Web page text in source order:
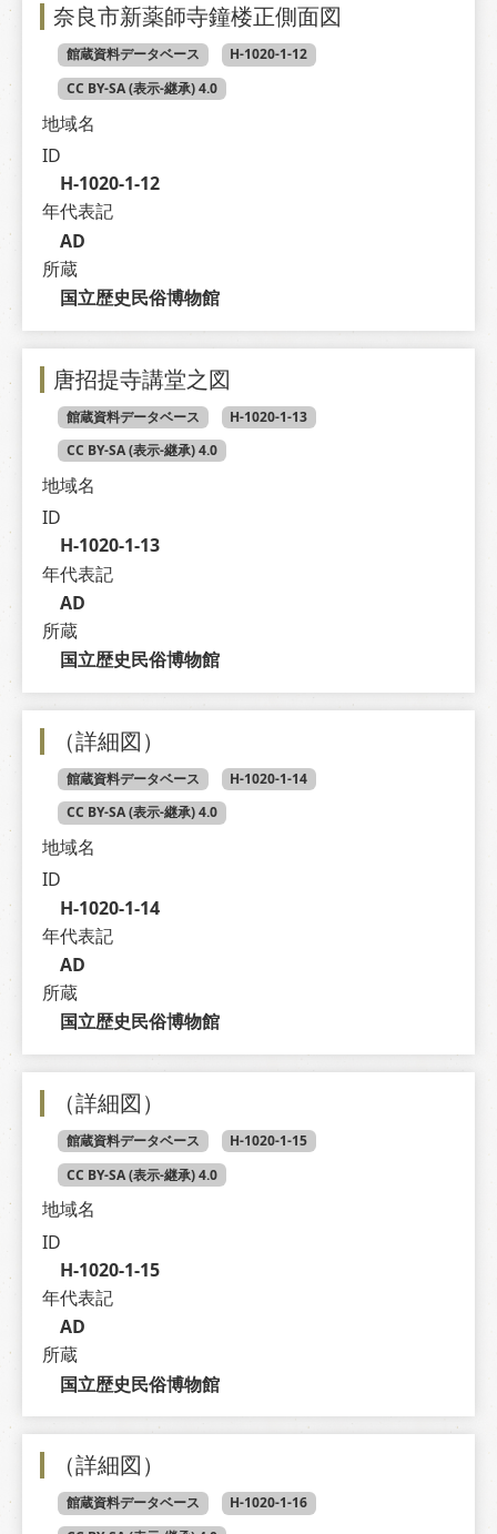
奈良市新薬師寺鐘楼正側面図
館蔵資料データベース
H-1020-1-12
CC BY-SA (表示-継承) 4.0
地域名
ID
H-1020-1-12
年代表記
AD
所蔵
国立歴史民俗博物館
唐招提寺講堂之図
館蔵資料データベース
H-1020-1-13
CC BY-SA (表示-継承) 4.0
地域名
ID
H-1020-1-13
年代表記
AD
所蔵
国立歴史民俗博物館
（詳細図）
館蔵資料データベース
H-1020-1-14
CC BY-SA (表示-継承) 4.0
地域名
ID
H-1020-1-14
年代表記
AD
所蔵
国立歴史民俗博物館
（詳細図）
館蔵資料データベース
H-1020-1-15
CC BY-SA (表示-継承) 4.0
地域名
ID
H-1020-1-15
年代表記
AD
所蔵
国立歴史民俗博物館
（詳細図）
館蔵資料データベース
H-1020-1-16